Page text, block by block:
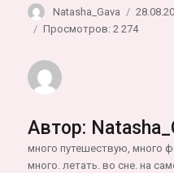
Автор
Natasha_Gava
Просмотров: 2 274
Автор:
много путешествую, много
много. летать. во сне. на